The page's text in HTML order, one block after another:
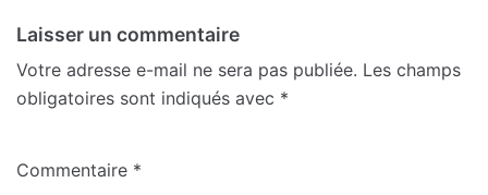
Laisser un commentaire
Votre adresse e-mail ne sera pas publiée. Les champs
obligatoires sont indiqués avec *
Commentaire *